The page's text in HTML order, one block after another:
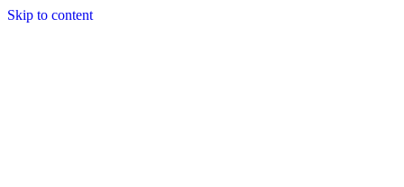
Skip to content